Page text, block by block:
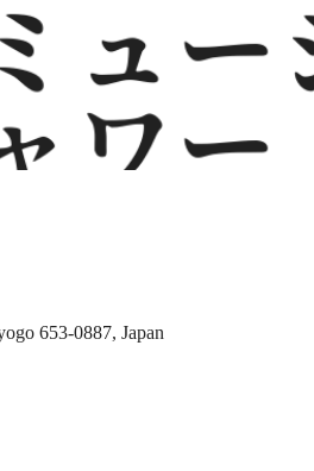
653-0887, Japan